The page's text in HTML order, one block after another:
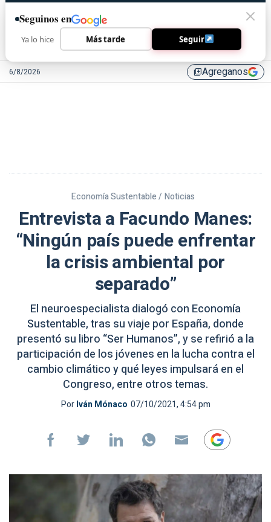
6/8/2026 library_addAgreganos
Economía Sustentable / Noticias
Entrevista a Facundo Manes:
“Ningún país puede enfrentar
la crisis ambiental por
separado”
El neuroespecialista dialogó con Economía
Sustentable, tras su viaje por España, donde
presentó su libro “Ser Humanos”, y se refirió a la
participación de los jóvenes en la lucha contra el
cambio climático y qué leyes impulsará en el
Congreso, entre otros temas.
PorIván Mónaco 07/10/2021, 4:54 pm
Seguinos en
Ya lo hice Más tarde Seguir